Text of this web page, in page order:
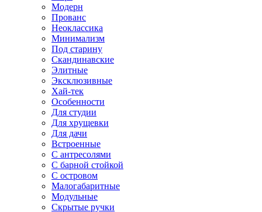
Модерн
Прованс
Неоклассика
Минимализм
Под старину
Скандинавские
Элитные
Эксклюзивные
Хай-тек
Особенности
Для студии
Для хрущевки
Для дачи
Встроенные
С антресолями
С барной стойкой
С островом
Малогабаритные
Модульные
Скрытые ручки